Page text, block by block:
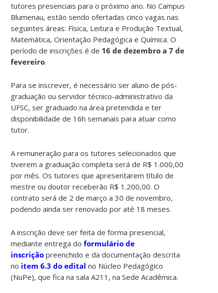
tutores presenciais para o próximo ano. No Campus
Blumenau, estão sendo ofertadas cinco vagas nas
seguintes áreas: Física, Leitura e Produção Textual,
Matemática, Orientação Pedagógica e Química. O
período de inscrições é de 16 de dezembro a 7 de
fevereiro.
Para se inscrever, é necessário ser aluno de pós-
graduação ou servidor técnico-administrativo da
UFSC, ser graduado na área pretendida e ter
disponibilidade de 16h semanais para atuar como
tutor.
A remuneração para os tutores selecionados que
tiverem a graduação completa será de R$ 1.000,00
por mês. Os tutores que apresentarem título de
mestre ou doutor receberão R$ 1.200,00. O
contrato será de 2 de março a 30 de novembro,
podendo ainda ser renovado por até 18 meses.
A inscrição deve ser feita de forma presencial,
mediante entrega doformulário de
inscrição preenchido e da documentação descrita
no item 6.3 do edital no Núcleo Pedagógico
(NuPe), que fica na sala A211, na Sede Acadêmica.